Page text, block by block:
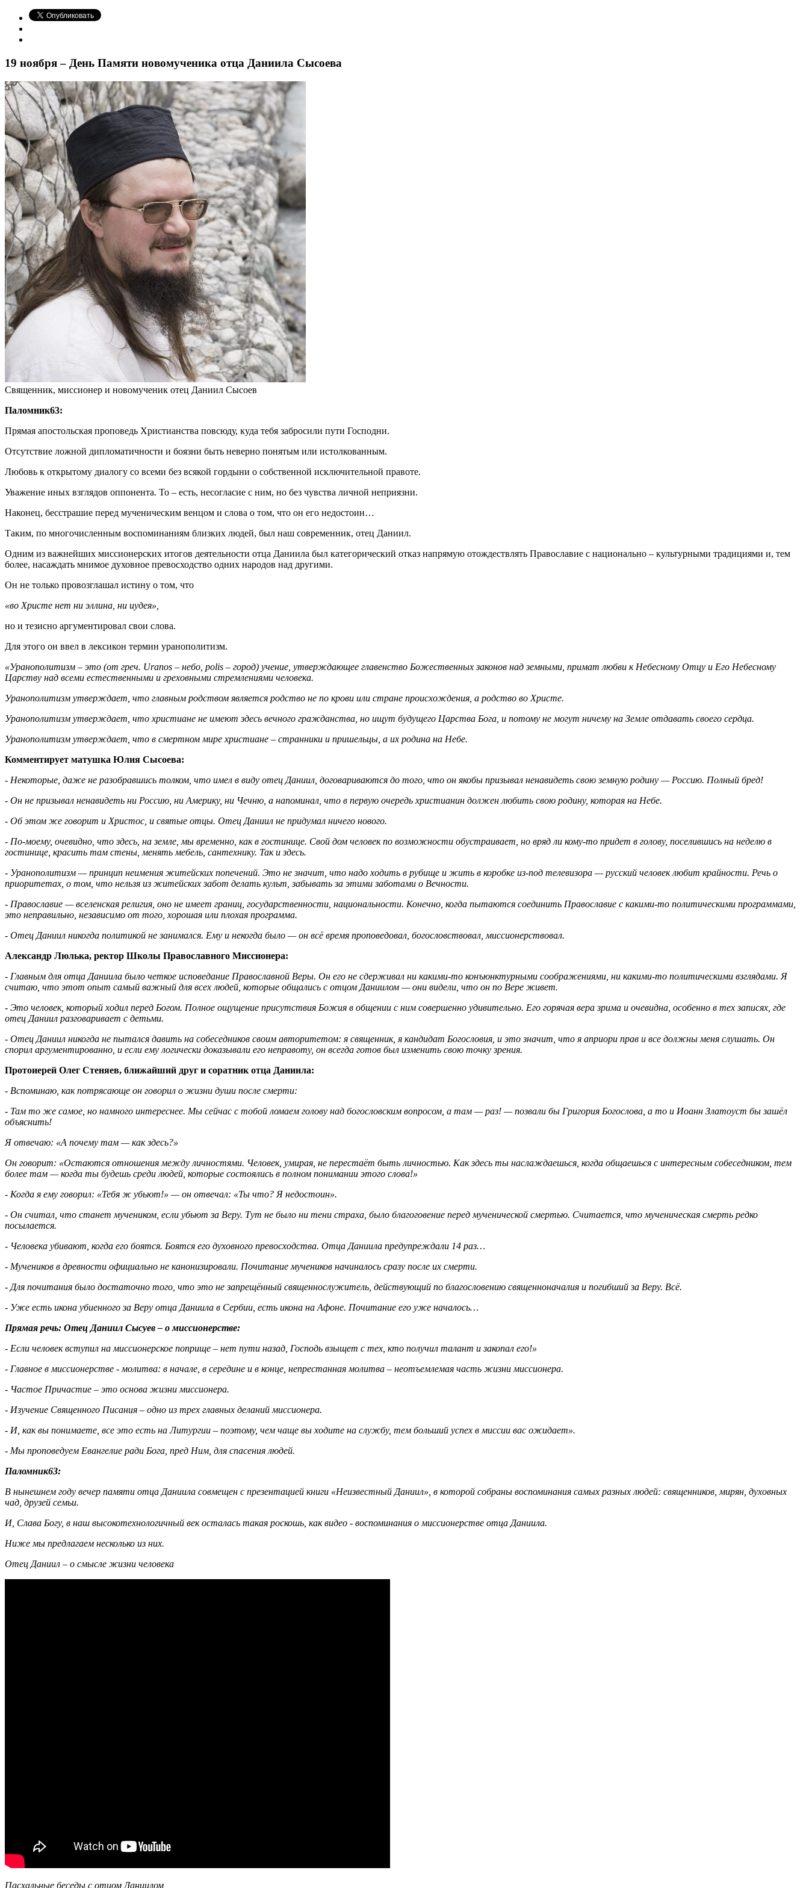
19 ноября – День Памяти новомученика отца Даниила Сысоева
Священник, миссионер и новомученик отец Даниил Сысоев
Паломник63:
Прямая апостольская проповедь Христианства повсюду, куда тебя забросили пути Господни.
Отсутствие ложной дипломатичности и боязни быть неверно понятым или истолкованным.
Любовь к открытому диалогу со всеми без всякой гордыни о собственной исключительной правоте.
Уважение иных взглядов оппонента. То – есть, несогласие с ним, но без чувства личной неприязни.
Наконец, бесстрашие перед мученическим венцом и слова о том, что он его недостоин…
Таким, по многочисленным воспоминаниям близких людей, был наш современник, отец Даниил.
Одним из важнейших миссионерских итогов деятельности отца Даниила был категорический отказ напрямую отождествлять Православие с национально – культурными традициями и, тем
более, насаждать мнимое духовное превосходство одних народов над другими.
Он не только провозглашал истину о том, что
«во Христе нет ни эллина, ни иудея»,
но и тезисно аргументировал свои слова.
Для этого он ввел в лексикон термин уранополитизм.
«Уранополитизм – это (от греч. Uranos – небо, polis – город) учение, утверждающее главенство Божественных законов над земными, примат любви к Небесному Отцу и Его Небесному
Царству над всеми естественными и греховными стремлениями человека.
Уранополитизм утверждает, что главным родством является родство не по крови или стране происхождения, а родство во Христе.
Уранополитизм утверждает, что христиане не имеют здесь вечного гражданства, но ищут будущего Царства Бога, и потому не могут ничему на Земле отдавать своего сердца.
Уранополитизм утверждает, что в смертном мире христиане – странники и пришельцы, а их родина на Небе.
Комментирует матушка Юлия Сысоева:
- Некоторые, даже не разобравшись толком, что имел в виду отец Даниил, договариваются до того, что он якобы призывал ненавидеть свою земную родину — Россию. Полный бред!
- Он не призывал ненавидеть ни Россию, ни Америку, ни Чечню, а напоминал, что в первую очередь христианин должен любить свою родину, которая на Небе.
- Об этом же говорит и Христос, и святые отцы. Отец Даниил не придумал ничего нового.
- По-моему, очевидно, что здесь, на земле, мы временно, как в гостинице. Свой дом человек по возможности обустраивает, но вряд ли кому-то придет в голову, поселившись на неделю в
гостинице, красить там стены, менять мебель, сантехнику. Так и здесь.
- Уранополитизм — принцип неимения житейских попечений. Это не значит, что надо ходить в рубище и жить в коробке из-под телевизора — русский человек любит крайности. Речь о
приоритетах, о том, что нельзя из житейских забот делать культ, забывать за этими заботами о Вечности.
- Православие — вселенская религия, оно не имеет границ, государственности, национальности. Конечно, когда пытаются соединить Православие с какими-то политическими программами,
это неправильно, независимо от того, хорошая или плохая программа.
- Отец Даниил никогда политикой не занимался. Ему и некогда было — он всё время проповедовал, богословствовал, миссионерствовал.
Александр Люлька, ректор Школы Православного Миссионера:
- Главным для отца Даниила было четкое исповедание Православной Веры. Он его не сдерживал ни какими-то конъюнктурными соображениями, ни какими-то политическими взглядами. Я
считаю, что этот опыт самый важный для всех людей, которые общались с отцом Даниилом — они видели, что он по Вере живет.
- Это человек, который ходил перед Богом. Полное ощущение присутствия Божия в общении с ним совершенно удивительно. Его горячая вера зрима и очевидна, особенно в тех записях, где
отец Даниил разговаривает с детьми.
- Отец Даниил никогда не пытался давить на собеседников своим авторитетом: я священник, я кандидат Богословия, и это значит, что я априори прав и все должны меня слушать. Он
спорил аргументированно, и если ему логически доказывали его неправоту, он всегда готов был изменить свою точку зрения.
Протоиерей Олег Стеняев, ближайший друг и соратник отца Даниила:
- Вспоминаю, как потрясающе он говорил о жизни души после смерти:
- Там то же самое, но намного интереснее. Мы сейчас с тобой ломаем голову над богословским вопросом, а там — раз! — позвали бы Григория Богослова, а то и Иоанн Златоуст бы зашёл
объяснить!
Я отвечаю: «А почему там — как здесь?»
Он говорит: «Остаются отношения между личностями. Человек, умирая, не перестаёт быть личностью. Как здесь ты наслаждаешься, когда общаешься с интересным собеседником, тем
более там — когда ты будешь среди людей, которые состоялись в полном понимании этого слова!»
- Когда я ему говорил: «Тебя ж убьют!» — он отвечал: «Ты что? Я недостоин».
- Он считал, что станет мучеником, если убьют за Веру. Тут не было ни тени страха, было благоговение перед мученической смертью. Считается, что мученическая смерть редко
посылается.
- Человека убивают, когда его боятся. Боятся его духовного превосходства. Отца Даниила предупреждали 14 раз…
- Мучеников в древности официально не канонизировали. Почитание мучеников начиналось сразу после их смерти.
- Для почитания было достаточно того, что это не запрещённый священнослужитель, действующий по благословению священноначалия и погибший за Веру. Всё.
- Уже есть икона убиенного за Веру отца Даниила в Сербии, есть икона на Афоне. Почитание его уже началось…
Прямая речь: Отец Даниил Сысуев – о миссионерстве:
- Если человек вступил на миссионерское поприще – нет пути назад, Господь взыщет с тех, кто получил талант и закопал его!»
- Главное в миссионерстве - молитва: в начале, в середине и в конце, непрестанная молитва – неотъемлемая часть жизни миссионера.
- Частое Причастие – это основа жизни миссионера.
- Изучение Священного Писания – одно из трех главных деланий миссионера.
- И, как вы понимаете, все это есть на Литургии – поэтому, чем чаще вы ходите на службу, тем больший успех в миссии вас ожидает».
- Мы проповедуем Евангелие ради Бога, пред Ним, для спасения людей.
Паломник63:
В нынешнем году вечер памяти отца Даниила совмещен с презентацией книги «Неизвестный Даниил», в которой собраны воспоминания самых разных людей: священников, мирян, духовных
чад, друзей семьи.
И, Слава Богу, в наш высокотехнологичный век осталась такая роскошь, как видео - воспоминания о миссионерстве отца Даниила.
Ниже мы предлагаем несколько из них.
Отец Даниил – о смысле жизни человека
Пасхальные беседы с отцом Даниилом